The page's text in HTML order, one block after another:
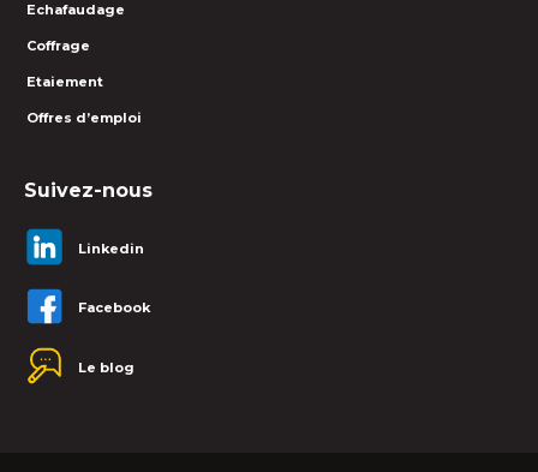
Echafaudage
Coffrage
Etaiement
Offres d’emploi
Suivez-nous
Linkedin
Facebook
Le blog